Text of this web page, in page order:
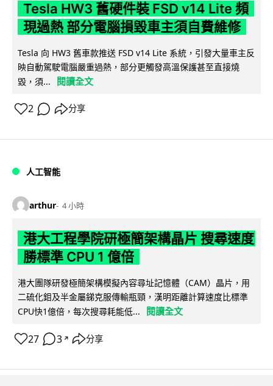
Tesla HW3 舊硬件裝 FSD v14 Lite 頻
現過熱 部分電腦損毀車主須自費維修
Tesla 向 HW3 舊車款推送 FSD v14 Lite 系統，引發大量車主反
映自動駕駛電腦嚴重過熱，部分更觸發高溫保護甚至直接燒
毀，須...
閱讀全文
2 分享
人工智能
arthur 4 小時
港大工程學院研極簡架構晶片 搜尋速度
勝標準 CPU 1 億倍
港大團隊研發極簡架構模擬內容尋址記憶體（CAM）晶片，用
二硫化鉬及半金屬銻克服傳輸瓶頸，漢明距離計算速度比標準
CPU快1億倍，每次搜尋耗能低...
閱讀全文
27 3 ↗ 分享